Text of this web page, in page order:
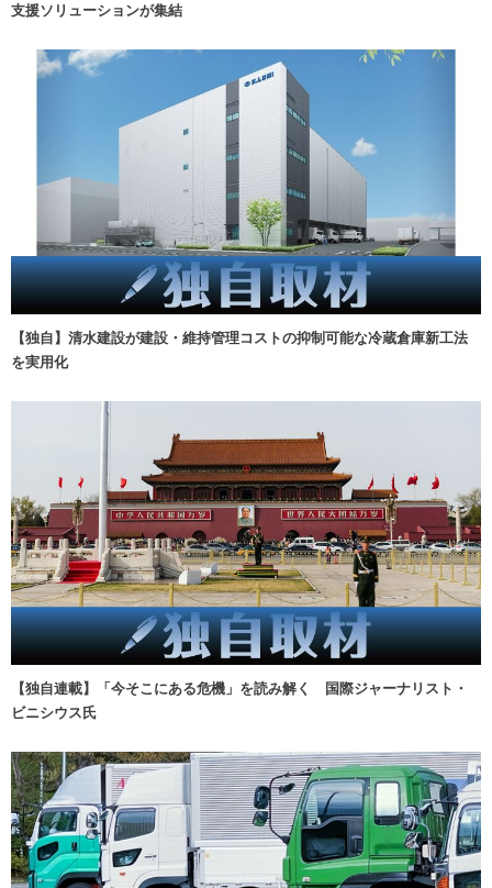
支援ソリューションが集結
【独自】清水建設が建設・維持管理コストの抑制可能な冷蔵倉庫新工法
を実用化
【独自連載】「今そこにある危機」を読み解く 国際ジャーナリスト・
ビニシウス氏